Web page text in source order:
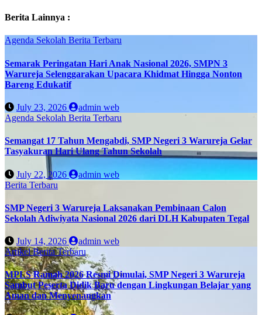
Berita Lainnya :
Agenda Sekolah Berita Terbaru
Semarak Peringatan Hari Anak Nasional 2026, SMPN 3
Warureja Selenggarakan Upacara Khidmat Hingga Nonton
Bareng Edukatif
July 23, 2026
admin web
Agenda Sekolah Berita Terbaru
Semangat 17 Tahun Mengabdi, SMP Negeri 3 Warureja Gelar
Tasyakuran Hari Ulang Tahun Sekolah
July 22, 2026
admin web
Berita Terbaru
SMP Negeri 3 Warureja Laksanakan Pembinaan Calon
Sekolah Adiwiyata Nasional 2026 dari DLH Kabupaten Tegal
July 14, 2026
admin web
ArtikelBerita Terbaru
MPLS Ramah 2026 Resmi Dimulai, SMP Negeri 3 Warureja
Sambut Peserta Didik Baru dengan Lingkungan Belajar yang
Aman dan Menyenangkan